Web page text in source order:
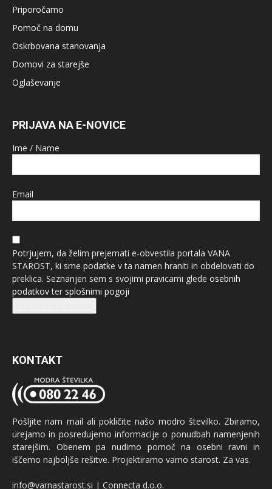
Priporočamo
Pomoč na domu
Oskrbovana stanovanja
Domovi za starejše
Oglaševanje
PRIJAVA NA E-NOVICE
Ime / Name
Email
Potrjujem, da želim prejemati e-obvestila portala VANA
STAROST, ki sme podatke v ta namen hraniti in obdelovati do
preklica. Seznanjen sem s svojimi pravicami glede osebnih
podatkovter splošnimi pogoji
KONTAKT
Pošljite nam mail ali pokličite našo modro številko. Zbiramo,
urejamo in posredujemo informacije o ponudbah namenjenih
starejšim. Obenem pa nudimo pomoč na osebni ravni in
iščemo najboljše rešitve. Projektiramo varno starost. Za vas.
info@varnastarost.si | Connecta d.o.o.